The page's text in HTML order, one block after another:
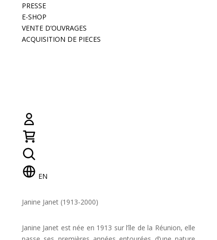
PRESSE
E-SHOP
VENTE D’OUVRAGES
ACQUISITION DE PIECES
EN
Janine Janet (1913-2000)
Janine Janet est née en 1913 sur l’île de la Réunion, elle